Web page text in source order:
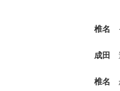
椎名
成田
椎名